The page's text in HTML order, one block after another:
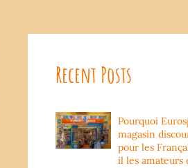
Recent Posts
Pourquoi
magasin
pour les
il les amateurs